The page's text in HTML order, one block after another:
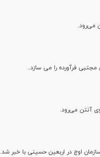
می‌رود.
آنتن می‌رود.
اوج در اربعین حسینی با خبر شد.